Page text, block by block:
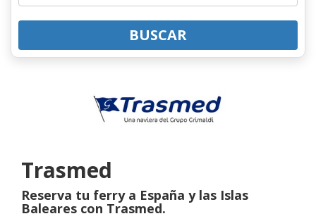
BUSCAR
Trasmed
Reserva tu ferry a España y las Islas
Baleares con Trasmed.